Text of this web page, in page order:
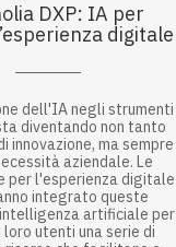
DXP: IA per
digitale
dell'IA negli strumenti
diventando non tanto
innovazione, ma sempre
aziendale. Le
per l'esperienza digitale
integrato queste
artificiale per
utenti una serie di